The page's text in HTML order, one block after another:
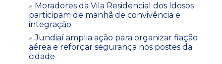
Moradores da Vila Residencial dos Idosos
participam de manhã de convivência e
integração
Jundiaí amplia ação para organizar fiação
aérea e reforçar segurança nos postes da
cidade